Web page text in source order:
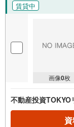
賃貸中
画像0枚
不動産投資